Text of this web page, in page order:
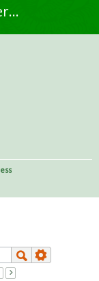
Nähkromanten - Die alternative Näh- und DIY-Community